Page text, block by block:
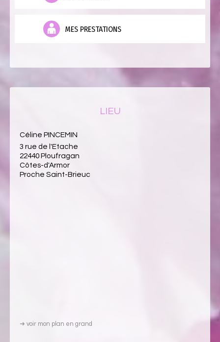
MES PRESTATIONS
LIEU
Céline PINCEMIN
3 rue de l'Etache
22440 Ploufragan
Côtes-d'Armor
Proche Saint-Brieuc
➜ voir mon plan en grand